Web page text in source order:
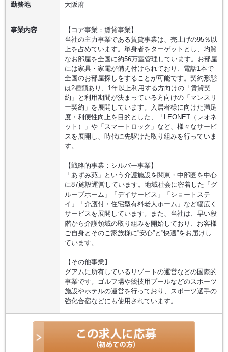
勤務地 大阪府
事業内容
【コア事業：賃貸事業】
当社の主力事業である賃貸事業は、売上げの95％以
上を占めています。単身者をターゲットとし、均質
なお部屋を全国に約56万室管理しています。お部屋
には家具・家電が備え付けられており、電話1本で
全国のお部屋探しをすることが可能です。契約形態
は2種類あり、1年以上利用する方向けの「賃貸契
約」と利用期間が決まっている方向けの「マンスリ
ー契約」を展開しています。入居者様に向けた満足
度・利便性向上を目的とした、「LEONET（レオネ
ット）」や「スマートロック」など、様々なサービ
スを展開し、時代に先駆けた取り組みを行っていま
す。
【戦略的事業：シルバー事業】
「あずみ苑」という介護施設を関東・中部圏を中心
に87施設運営しています。地域社会に密着した「グ
ループホーム」「デイサービス」「ショートステ
イ」「介護付・住宅型有料老人ホーム」など幅広く
サービスを展開しています。また、当社は、早い段
階から介護領域の取り組みを開始しており、お客様
ご自身とそのご家族様に”安心”と”快適”をお届けし
ています。
【その他事業】
グアムに所有しているリゾートの運営などの国際的
事業です。ゴルフ場や競技用プールなどのスポーツ
施設やホテルの運営を行っており、スポーツ選手の
強化合宿などにも使用されています。